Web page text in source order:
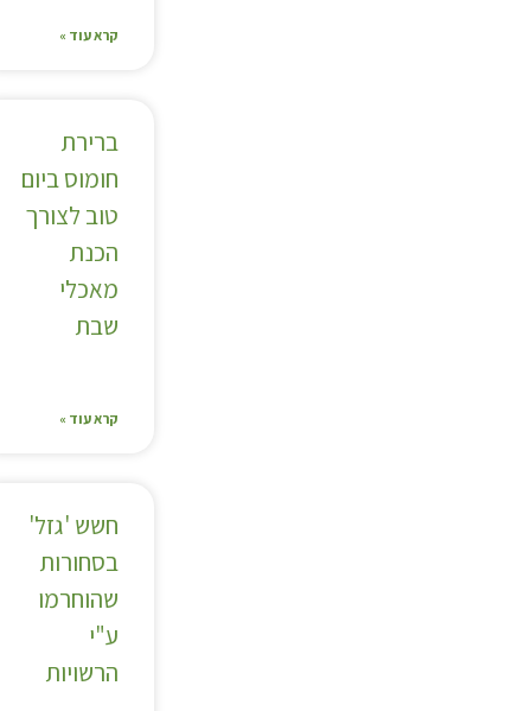
קרא עוד »
ברירת
חומוס ביום
טוב לצורך
הכנת
מאכלי
שבת
קרא עוד »
חשש 'גזל'
בסחורות
שהוחרמו
ע"י
הרשויות